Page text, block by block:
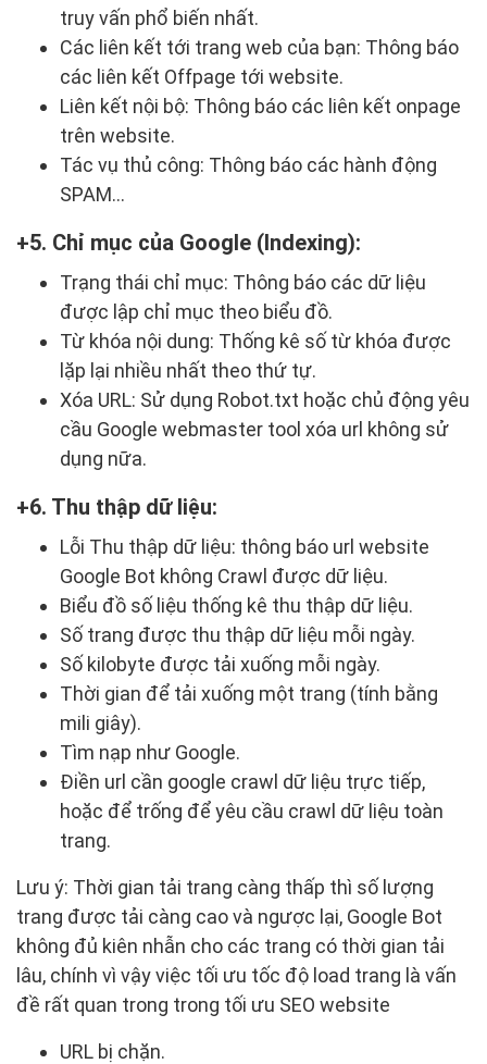
truy vấn phổ biến nhất.
Các liên kết tới trang web của bạn: Thông báo
các liên kết Offpage tới website.
Liên kết nội bộ: Thông báo các liên kết onpage
trên website.
Tác vụ thủ công: Thông báo các hành động
SPAM…
5. Chỉ mục của Google (Indexing):
Trạng thái chỉ mục: Thông báo các dữ liệu
được lập chỉ mục theo biểu đồ.
Từ khóa nội dung: Thống kê số từ khóa được
lặp lại nhiều nhất theo thứ tự.
Xóa URL: Sử dụng Robot.txt hoặc chủ động yêu
cầu Google webmaster tool xóa url không sử
dụng nữa.
6. Thu thập dữ liệu:
Lỗi Thu thập dữ liệu: thông báo url website
Google Bot không Crawl được dữ liệu.
Biểu đồ số liệu thống kê thu thập dữ liệu.
Số trang được thu thập dữ liệu mỗi ngày.
Số kilobyte được tải xuống mỗi ngày.
Thời gian để tải xuống một trang (tính bằng
mili giây).
Tìm nạp như Google.
Điền url cần google crawl dữ liệu trực tiếp,
hoặc để trống để yêu cầu crawl dữ liệu toàn
trang.
Lưu ý: Thời gian tải trang càng thấp thì số lượng
trang được tải càng cao và ngược lại, Google Bot
không đủ kiên nhẫn cho các trang có thời gian tải
lâu, chính vì vậy việc tối ưu tốc độ load trang là vấn
đề rất quan trong trong tối ưu SEO website
URL bị chặn.